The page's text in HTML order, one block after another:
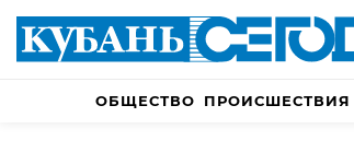
ОБЩЕСТВО ПРОИСШЕСТВИЯ